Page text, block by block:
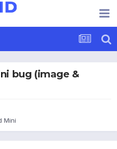
bug (image &
Mini